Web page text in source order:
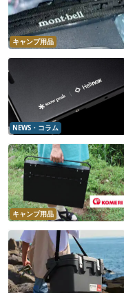
キャンプ用品
NEWS・コラム
キャンプ用品